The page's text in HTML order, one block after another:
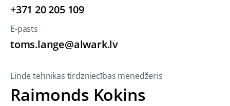
+371 20 205 109
E-pasts
toms.lange@alwark.lv
Linde tehnikas tirdzniecības menedžeris
Raimonds Kokins